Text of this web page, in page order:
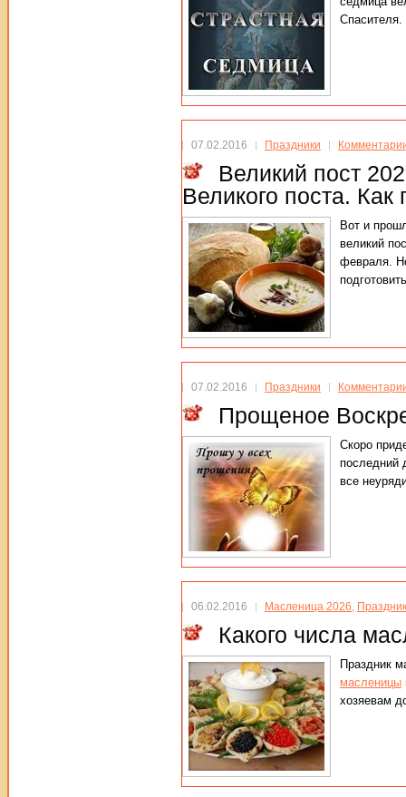
Спасителя.
07.02.2016 Праздники
Великий пост
Великого поста. Как
Вот и
великий
февраля.
07.02.2016 Праздники
Прощеное
Скоро
последний
все
06.02.2016 Масленица 2026,
Какого числа
Праздник
масленицы
хозяевам